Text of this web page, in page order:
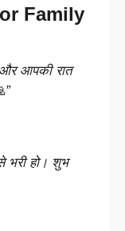
Family
आपकी रात
भरी हो। शुभ